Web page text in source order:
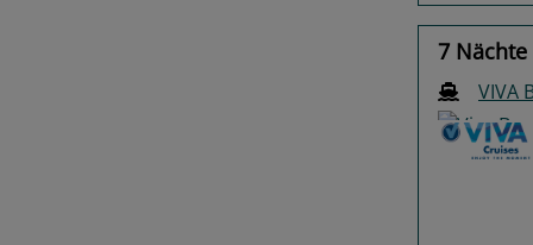
7 Nächte
VIVA